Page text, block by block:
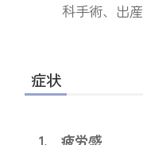
科手術、出
症状
1.
疲労感